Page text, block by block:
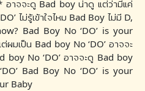
อาจจะดู Bad boy น่าดู แต่ว่ามีแค่
ไม่รู้เข้าใจไหม Bad Boy ไม่มี D,
Bad Boy No ‘DO’ is your
มเป็น Bad boy No ‘DO’ อาจจะ
No ‘DO’ อาจจะดู Bad boy
Bad Boy No ‘DO’ is your
Baby